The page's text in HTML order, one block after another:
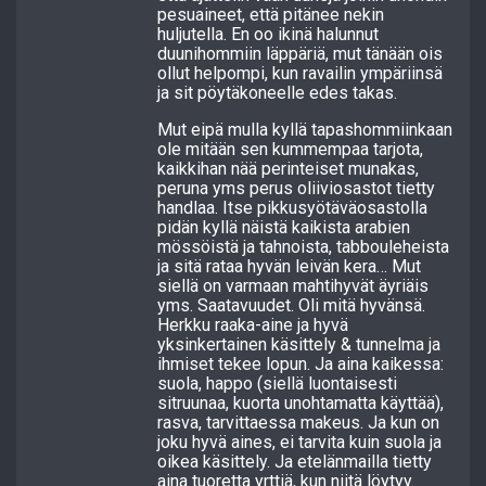
pesuaineet, että pitänee nekin
huljutella. En oo ikinä halunnut
duunihommiin läppäriä, mut tänään ois
ollut helpompi, kun ravailin ympäriinsä
ja sit pöytäkoneelle edes takas.
Mut eipä mulla kyllä tapashommiinkaan
ole mitään sen kummempaa tarjota,
kaikkihan nää perinteiset munakas,
peruna yms perus oliiviosastot tietty
handlaa. Itse pikkusyötäväosastolla
pidän kyllä näistä kaikista arabien
mössöistä ja tahnoista, tabbouleheista
ja sitä rataa hyvän leivän kera… Mut
siellä on varmaan mahtihyvät äyriäis
yms. Saatavuudet. Oli mitä hyvänsä.
Herkku raaka-aine ja hyvä
yksinkertainen käsittely & tunnelma ja
ihmiset tekee lopun. Ja aina kaikessa:
suola, happo (siellä luontaisesti
sitruunaa, kuorta unohtamatta käyttää),
rasva, tarvittaessa makeus. Ja kun on
joku hyvä aines, ei tarvita kuin suola ja
oikea käsittely. Ja etelänmailla tietty
aina tuoretta yrttiä, kun niitä löytyy.